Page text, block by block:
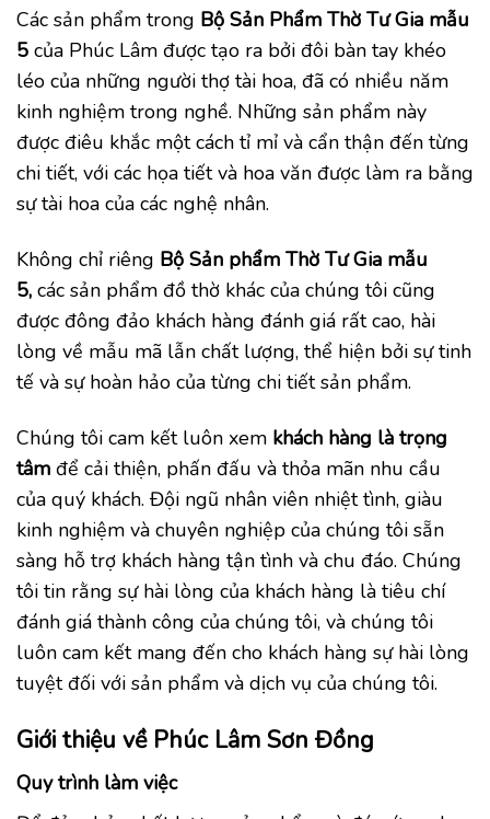
Các sản phẩm trong Bộ Sản Phẩm Thờ Tư Gia mẫu
5 của Phúc Lâm được tạo ra bởi đôi bàn tay khéo
léo của những người thợ tài hoa, đã có nhiều năm
kinh nghiệm trong nghề. Những sản phẩm này
được điêu khắc một cách tỉ mỉ và cẩn thận đến từng
chi tiết, với các họa tiết và hoa văn được làm ra bằng
sự tài hoa của các nghệ nhân.
Không chỉ riêng Bộ Sản phẩm Thờ Tư Gia mẫu
5, các sản phẩm đồ thờ khác của chúng tôi cũng
được đông đảo khách hàng đánh giá rất cao, hài
lòng về mẫu mã lẫn chất lượng, thể hiện bởi sự tinh
tế và sự hoàn hảo của từng chi tiết sản phẩm.
Chúng tôi cam kết luôn xem khách hàng là trọng
tâm để cải thiện, phấn đấu và thỏa mãn nhu cầu
của quý khách. Đội ngũ nhân viên nhiệt tình, giàu
kinh nghiệm và chuyên nghiệp của chúng tôi sẵn
sàng hỗ trợ khách hàng tận tình và chu đáo. Chúng
tôi tin rằng sự hài lòng của khách hàng là tiêu chí
đánh giá thành công của chúng tôi, và chúng tôi
luôn cam kết mang đến cho khách hàng sự hài lòng
tuyệt đối với sản phẩm và dịch vụ của chúng tôi.
Giới thiệu về Phúc Lâm Sơn Đồng
Quy trình làm việc